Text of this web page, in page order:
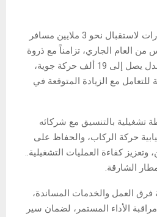
يستعد مطار الشارقة بالإمارات لاستقبال نحو 3 ملايين مسافر
العام الجاري، تزامناً مع ذروة
موسم السفر الصيفي، بمعدل يصل إلى 19 ألف حركة جوية،
مع الزيادة المتوقعة في
تشغيلية بالتنسيق مع شركائه
حركة الركاب، والحفاظ على
وتعزيز كفاءة العمليات التشغيلية..
الشارقة.
العمل والخدمات المساندة،
الأداء المستمر، لضمان سير